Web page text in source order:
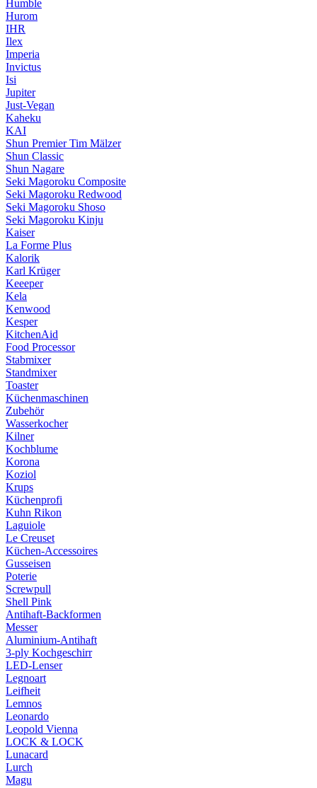
Humble
Hurom
IHR
Ilex
Imperia
Invictus
Isi
Jupiter
Just-Vegan
Kaheku
KAI
Shun Premier Tim Mälzer
Shun Classic
Shun Nagare
Seki Magoroku Composite
Seki Magoroku Redwood
Seki Magoroku Shoso
Seki Magoroku Kinju
Kaiser
La Forme Plus
Kalorik
Karl Krüger
Keeeper
Kela
Kenwood
Kesper
KitchenAid
Food Processor
Stabmixer
Standmixer
Toaster
Küchenmaschinen
Zubehör
Wasserkocher
Kilner
Kochblume
Korona
Koziol
Krups
Küchenprofi
Kuhn Rikon
Laguiole
Le Creuset
Küchen-Accessoires
Gusseisen
Poterie
Screwpull
Shell Pink
Antihaft-Backformen
Messer
Aluminium-Antihaft
3-ply Kochgeschirr
LED-Lenser
Legnoart
Leifheit
Lemnos
Leonardo
Leopold Vienna
LOCK & LOCK
Lunacard
Lurch
Magu